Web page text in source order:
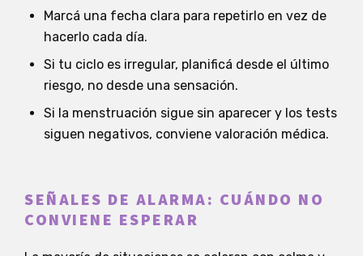
Marcá una fecha clara para repetirlo en vez de
hacerlo cada día.
Si tu ciclo es irregular, planificá desde el último
riesgo, no desde una sensación.
Si la menstruación sigue sin aparecer y los tests
siguen negativos, conviene valoración médica.
SEÑALES DE ALARMA: CUÁNDO NO
CONVIENE ESPERAR